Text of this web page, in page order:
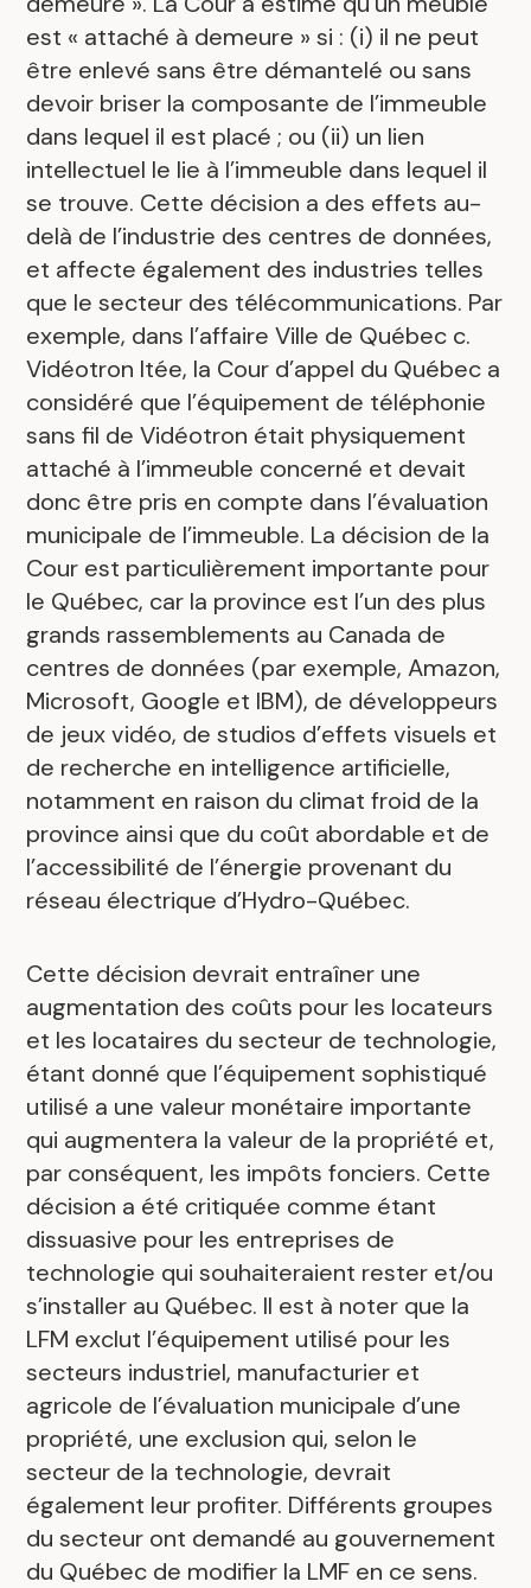
est « attaché à demeure » si : (i) il ne peut
être enlevé sans être démantelé ou sans
devoir briser la composante de l’immeuble
dans lequel il est placé ; ou (ii) un lien
intellectuel le lie à l’immeuble dans lequel il
se trouve. Cette décision a des effets au-
delà de l’industrie des centres de données,
et affecte également des industries telles
que le secteur des télécommunications. Par
exemple, dans l’affaire Ville de Québec c.
Vidéotron ltée, la Cour d’appel du Québec a
considéré que l’équipement de téléphonie
sans fil de Vidéotron était physiquement
attaché à l’immeuble concerné et devait
donc être pris en compte dans l’évaluation
municipale de l’immeuble. La décision de la
Cour est particulièrement importante pour
le Québec, car la province est l’un des plus
grands rassemblements au Canada de
centres de données (par exemple, Amazon,
Microsoft, Google et IBM), de développeurs
de jeux vidéo, de studios d’effets visuels et
de recherche en intelligence artificielle,
notamment en raison du climat froid de la
province ainsi que du coût abordable et de
l’accessibilité de l’énergie provenant du
réseau électrique d’Hydro-Québec.
Cette décision devrait entraîner une
augmentation des coûts pour les locateurs
et les locataires du secteur de technologie,
étant donné que l’équipement sophistiqué
utilisé a une valeur monétaire importante
qui augmentera la valeur de la propriété et,
par conséquent, les impôts fonciers. Cette
décision a été critiquée comme étant
dissuasive pour les entreprises de
technologie qui souhaiteraient rester et/ou
s’installer au Québec. Il est à noter que la
LFM exclut l’équipement utilisé pour les
secteurs industriel, manufacturier et
agricole de l’évaluation municipale d’une
propriété, une exclusion qui, selon le
secteur de la technologie, devrait
également leur profiter. Différents groupes
du secteur ont demandé au gouvernement
du Québec de modifier la LMF en ce sens.